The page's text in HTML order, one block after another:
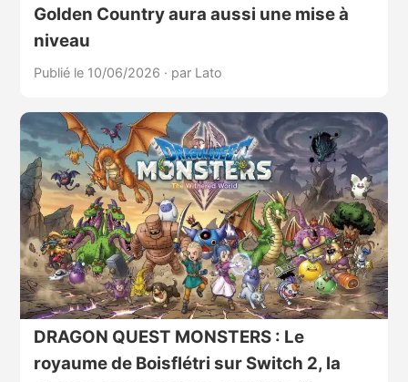
Golden Country aura aussi une mise à
niveau
Publié le 10/06/2026 · par Lato
DRAGON QUEST MONSTERS : Le
royaume de Boisflétri sur Switch 2, la